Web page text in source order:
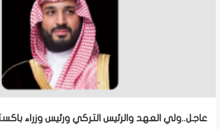
عاجل..ولي العهد والرئيس التركي ورئيس وزراء